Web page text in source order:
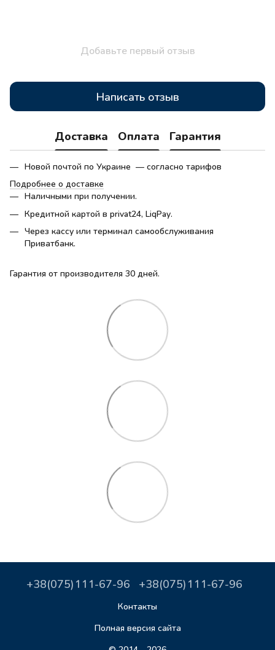
Добавьте первый отзыв
Написать отзыв
Доставка Оплата Гарантия
Новой почтой по Украине — согласно тарифов
Подробнее о доставке
Наличными при получении.
Кредитной картой в privat24, LiqPay.
Через кассу или терминал самообслуживания
Приватбанк.
Гарантия от производителя 30 дней.
+38(075)111-67-96 +38(075)111-67-96
Контакты
Полная версия сайта